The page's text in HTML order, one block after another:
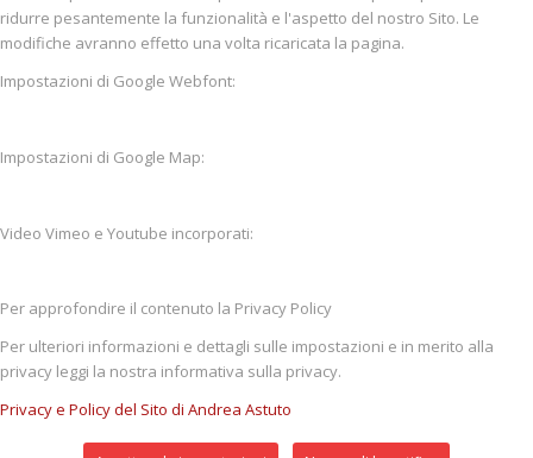
ridurre pesantemente la funzionalità e l'aspetto del nostro Sito. Le
modifiche avranno effetto una volta ricaricata la pagina.
Impostazioni di Google Webfont:
Impostazioni di Google Map:
Video Vimeo e Youtube incorporati:
Per approfondire il contenuto la Privacy Policy
Per ulteriori informazioni e dettagli sulle impostazioni e in merito alla
privacy leggi la nostra informativa sulla privacy.
Privacy e Policy del Sito di Andrea Astuto